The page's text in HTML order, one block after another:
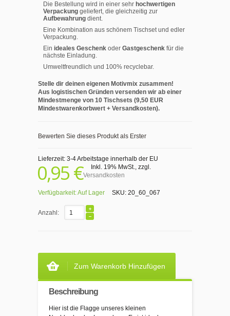
Die Bestellung wird in einer sehr hochwertigen
Verpackung geliefert, die gleichzeitig zur
Aufbewahrung dient.
Eine Kombination aus schönem Tischset und edler
Verpackung.
Ein ideales Geschenk oder Gastgeschenk für die
nächste Einladung.
Umweltfreundlich und 100% recyclebar.
Stelle dir deinen eigenen Motivmix zusammen!
Aus logistischen Gründen versenden wir ab einer
Mindestmenge von 10 Tischsets (9,50 EUR
Mindestwarenkorbwert + Versandkosten).
Bewerten Sie dieses Produkt als Erster
Lieferzeit: 3-4 Arbeitstage innerhalb der EU
0,95 € Inkl. 19% MwSt., zzgl.
Versandkosten
Verfügbarkeit:Auf Lager SKU: 20_60_067
Anzahl:
Zum Warenkorb Hinzufügen
Beschreibung
Hier ist die Flagge unseres kleinen